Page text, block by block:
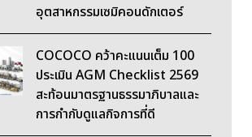
อุตสาหกรรมเซมิคอนดักเตอร์
COCOCO คว้าคะแนนเต็ม 100
ประเมิน AGM Checklist 2569
สะท้อนมาตรฐานธรรมาภิบาลและ
การกำกับดูแลกิจการที่ดี